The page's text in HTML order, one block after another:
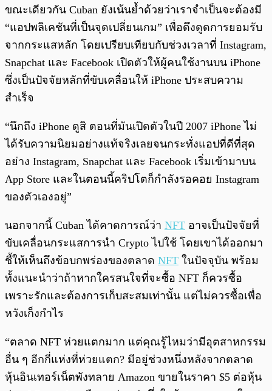
ขณะเดียวกัน Cuban ยังเน้นย้ำด้วยว่าเราจำเป็นจะต้องมี
“แอปพลิเคชันที่เป็นจุดเปลี่ยนเกม” เพื่อดึงดูดการยอมรับ
จากกระแสหลัก โดยเปรียบเทียบกับช่วงเวลาที่ Instagram,
Snapchat และ Facebook เปิดตัวให้ผู้คนใช้งานบน iPhone
ซึ่งเป็นปัจจัยหลักที่ขับเคลื่อนให้ iPhone ประสบความ
สำเร็จ
“นึกถึง iPhone ดูสิ ตอนที่มันเปิดตัวในปี 2007 iPhone ไม่
ได้รับความนิยมอย่างแท้จริงเลยจนกระทั่งแอปที่ดีที่สุด
อย่าง Instagram, Snapchat และ Facebook เริ่มเข้ามาบน
App Store และในตอนนี้คริปโตก็กำลังรอคอย Instagram
ของตัวเองอยู่”
นอกจากนี้ Cuban ได้คาดการณ์ว่า NFT อาจเป็นปัจจัยที่
ขับเคลื่อนกระแสการนำ Crypto ไปใช้ โดยเขาได้ออกมา
ชี้ให้เห็นถึงข้อบกพร่องของตลาด NFT ในปัจจุบัน พร้อม
ทั้งแนะนำว่าถ้าหากใครสนใจที่จะซื้อ NFT ก็ควรซื้อ
เพราะรักและต้องการเก็บสะสมเท่านั้น แต่ไม่ควรซื้อเพื่อ
หวังเก็งกำไร
“ตลาด NFT ห่วยแตกมาก แต่คุณรู้ไหมว่ามีอุตสาหกรรม
อื่น ๆ อีกกี่แห่งที่ห่วยแตก? มีอยู่ช่วงหนึ่งหลังจากตลาด
หุ้นอินเทอร์เน็ตพังทลาย Amazon ขายในราคา $5 ต่อหุ้น